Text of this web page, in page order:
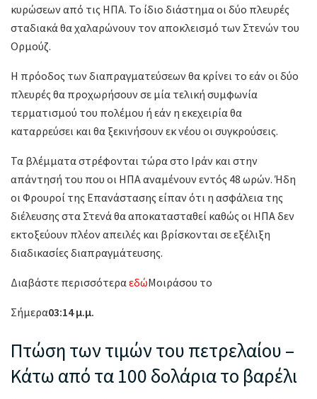
κυρώσεων από τις ΗΠΑ. Το ίδιο διάστημα οι δύο πλευρές
σταδιακά θα χαλαρώνουν τον αποκλεισμό των Στενών του
Ορμούζ.
Η πρόοδος των διαπραγματεύσεων θα κρίνει το εάν οι δύο
πλευρές θα προχωρήσουν σε μία τελική συμφωνία
τερματισμού του πολέμου ή εάν η εκεχειρία θα
καταρρεύσει και θα ξεκινήσουν εκ νέου οι συγκρούσεις.
Τα βλέμματα στρέφονται τώρα στο Ιράν και στην
απάντησή του που οι ΗΠΑ αναμένουν εντός 48 ωρών. Ήδη
οι Φρουροί της Επανάστασης είπαν ότι η ασφάλεια της
διέλευσης στα Στενά θα αποκατασταθεί καθώς οι ΗΠΑ δεν
εκτοξεύουν πλέον απειλές και βρίσκονται σε εξέλιξη
διαδικασίες διαπραγμάτευσης.
Διαβάστε περισσότεραεδώΜοιράσου το
Σήμερα03:14 μ.μ.
Πτώση των τιμών του πετρελαίου –
Κάτω από τα 100 δολάρια το βαρέλι